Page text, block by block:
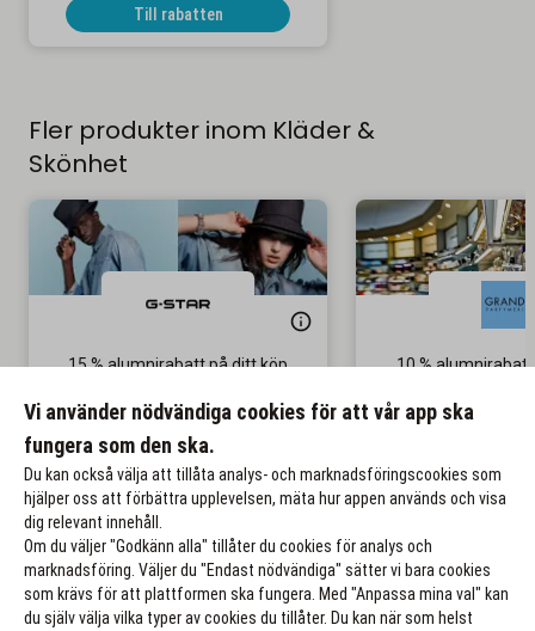
Till rabatten
Fler produkter inom Kläder &
Skönhet
15 % alumnirabatt på ditt köp
Till rabatten
10 %
Gäller även
Vi använder nödvändiga cookies för att vår app ska
fungera som den ska.
Du kan också välja att tillåta analys- och marknadsföringscookies som
hjälper oss att förbättra upplevelsen, mäta hur appen används och visa
dig relevant innehåll.
Om du väljer "Godkänn alla" tillåter du cookies för analys och
marknadsföring. Väljer du "Endast nödvändiga" sätter vi bara cookies
som krävs för att plattformen ska fungera. Med "Anpassa mina val" kan
du själv välja vilka typer av cookies du tillåter. Du kan när som helst